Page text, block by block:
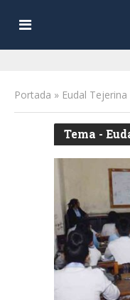
Portada » Eudal Tejerina
Tema -